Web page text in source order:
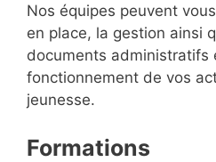
Nos équipes peuvent
en place, la gestion ainsi
documents administratifs
fonctionnement de vos
jeunesse.
Formations